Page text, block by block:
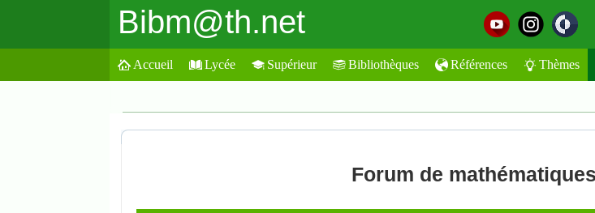
Bibm@th.net
Accueil Lycée Supérieur Bibliothèques Références Thèmes
Forum de